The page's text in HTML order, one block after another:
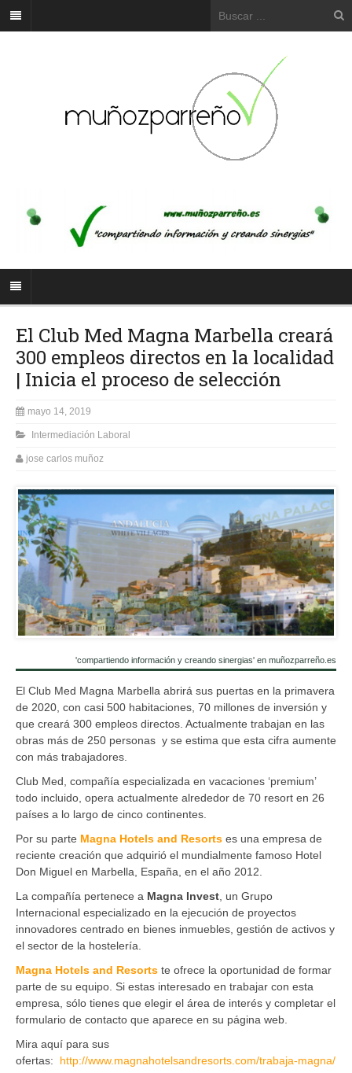
El Club Med Magna Marbella creará
300 empleos directos en la localidad
| Inicia el proceso de selección
mayo 14, 2019
Intermediación Laboral
jose carlos muñoz
'compartiendo información y creando sinergias' en muñozparreño.es
El Club Med Magna Marbella abrirá sus puertas en la primavera
de 2020, con casi 500 habitaciones, 70 millones de inversión y
que creará 300 empleos directos. Actualmente trabajan en las
obras más de 250 personas y se estima que esta cifra aumente
con más trabajadores.
Club Med, compañía especializada en vacaciones ‘premium’
todo incluido, opera actualmente alrededor de 70 resort en 26
países a lo largo de cinco continentes.
Por su parte Magna Hotels and Resorts es una empresa de
reciente creación que adquirió el mundialmente famoso Hotel
Don Miguel en Marbella, España, en el año 2012.
La compañía pertenece a Magna Invest , un Grupo
Internacional especializado en la ejecución de proyectos
innovadores centrado en bienes inmuebles, gestión de activos y
el sector de la hostelería.
Magna Hotels and Resorts te ofrece la oportunidad de formar
parte de su equipo. Si estas interesado en trabajar con esta
empresa, sólo tienes que elegir el área de interés y completar el
formulario de contacto que aparece en su página web.
Mira aquí para sus
ofertas: http://www.magnahotelsandresorts.com/trabaja-magna/